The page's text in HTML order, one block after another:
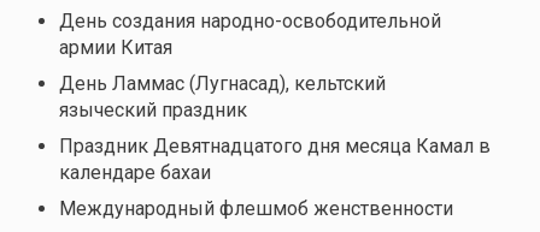
День создания народно-освободительной
армии Китая
День Ламмас (Лугнасад), кельтский
языческий праздник
Праздник Девятнадцатого дня месяца Камал в
календаре бахаи
Международный флешмоб женственности